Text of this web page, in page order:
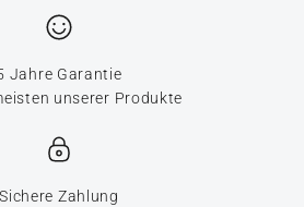
Jahre Garantie
unserer Produkte
Sichere Zahlung